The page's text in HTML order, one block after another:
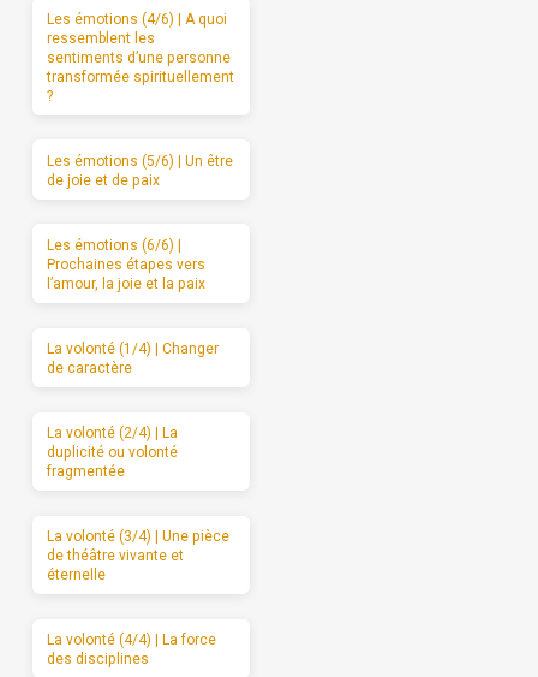
Les émotions (4/6) | A quoi
ressemblent les
sentiments d’une personne
transformée spirituellement
?
Les émotions (5/6) | Un être
de joie et de paix
Les émotions (6/6) |
Prochaines étapes vers
l’amour, la joie et la paix
La volonté (1/4) | Changer
de caractère
La volonté (2/4) | La
duplicité ou volonté
fragmentée
La volonté (3/4) | Une pièce
de théâtre vivante et
éternelle
La volonté (4/4) | La force
des disciplines